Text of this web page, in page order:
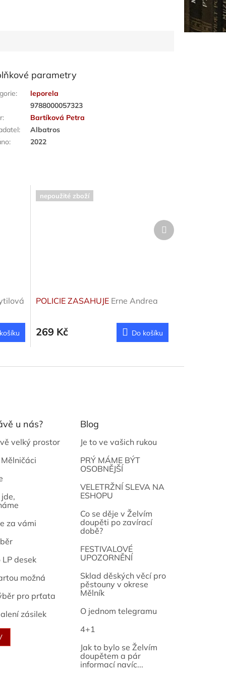
parametry
:
leporela
9788000057323
:
Bartíková Petra
:
Albatros
: 2022
nepoužité zboží
POLICIE ZASAHUJE Erne Andrea
269 Kč Do košíku
Další
produkt
u nás?
velký prostor
za vámi
desek
možná
pro prťata
zásilek
Blog
Je to ve vašich rukou
PRÝ MÁME BÝT
OSOBNĚJŠÍ
VELETRŽNÍ SLEVA NA
ESHOPU
Co se děje v Želvím
doupěti po zavírací
době?
FESTIVALOVÉ
UPOZORNĚNÍ
Sklad děských věcí pro
pěstouny v okrese
Mělník
O jednom telegramu
4+1
Jak to bylo se Želvím
doupětem a pár
informací navíc...